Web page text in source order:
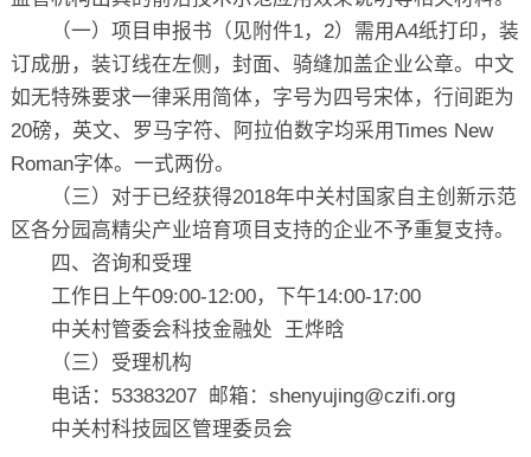
（一）项目申报书（见附件1， 2）需用A4纸打印，装
订成册，装订线在左侧，封面、骑缝加盖企业公章。中文
如无特殊要求一律采用简体，字号为四号宋体，行间距为
20磅，英文、罗马字符、阿拉伯数字均采用Times New
Roman字体。一式两份。
（三）对于已经获得2018年中关村国家自主创新示范
区各分园高精尖产业培育项目支持的企业不予重复支持。
四、咨询和受理
工作日上午09:00-12:00，下午14:00-17:00
中关村管委会科技金融处
王烨晗
（三）受理机构
电话： 53383207 邮箱： shenyujing@czifi.org
中关村科技园区管理委员会